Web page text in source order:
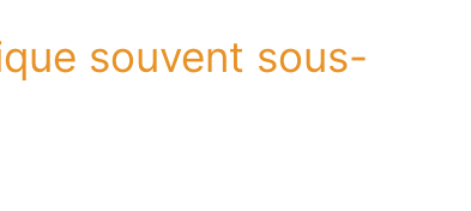
souvent sous-